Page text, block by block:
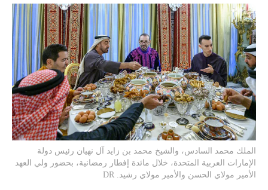
الملك محمد السادس، والشيخ محمد بن زايد آل نهيان رئيس دولة
الإمارات العربية المتحدة، خلال مائدة إفطار رمضانية، بحضور ولي العهد
الأمير مولاي الحسن والأمير مولاي رشيد. DR